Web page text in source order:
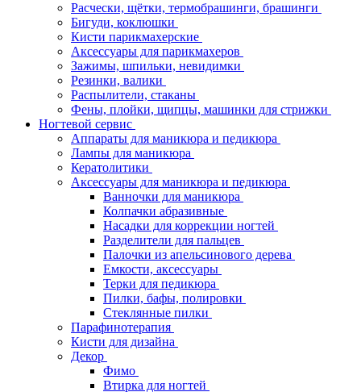
Расчески, щётки, термобрашинги, брашинги
Бигуди, коклюшки
Кисти парикмахерские
Аксессуары для парикмахеров
Зажимы, шпильки, невидимки
Резинки, валики
Распылители, стаканы
Фены, плойки, щипцы, машинки для стрижки
Ногтевой сервис
Аппараты для маникюра и педикюра
Лампы для маникюра
Кератолитики
Аксессуары для маникюра и педикюра
Ванночки для маникюра
Колпачки абразивные
Насадки для коррекции ногтей
Разделители для пальцев
Палочки из апельсинового дерева
Емкости, аксессуары
Терки для педикюра
Пилки, бафы, полировки
Стеклянные пилки
Парафинотерапия
Кисти для дизайна
Декор
Фимо
Втирка для ногтей